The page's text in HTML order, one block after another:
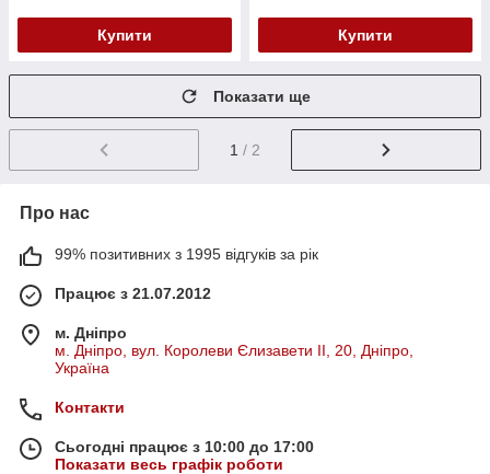
Купити Купити
Показати ще
1 / 2
Про нас
99% позитивних з 1995 відгуків за рік
Працює з 21.07.2012
м. Дніпро
м. Дніпро, вул. Королеви Єлизавети ІІ, 20, Дніпро,
Україна
Контакти
Сьогодні працює з 10:00 до 17:00
Показати весь графік роботи